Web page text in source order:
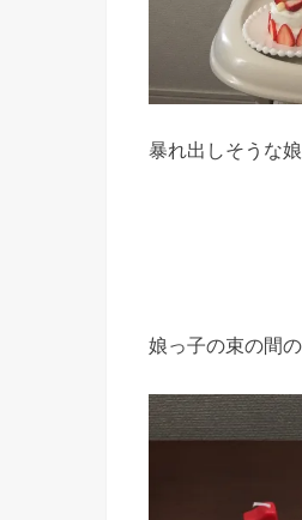
暴れ出しそうな
娘っ子の束の間